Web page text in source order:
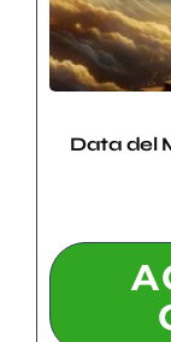
Data del